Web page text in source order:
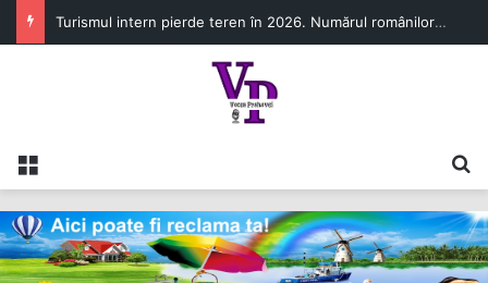
Turismul intern pierde teren în 2026. Numărul românilor cazați în unitățile turistice a scăzut cu 6,8% în primul semestru
Meniu